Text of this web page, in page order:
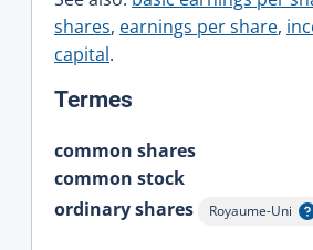
shares, earnings per share,
capital.
Termes
common shares
common stock
ordinary shares
Royaume-Uni
Afficher